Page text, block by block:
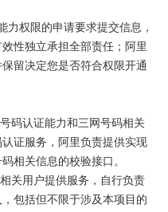
权限的申请要求提交信息，
性独立承担全部责任；阿里
留决定您是否符合权限开通
码认证能力和三网号码相关
证服务，阿里负责提供实现
相关信息的校验接口。
关用户提供服务，自行负责
包括但不限于涉及本项目的